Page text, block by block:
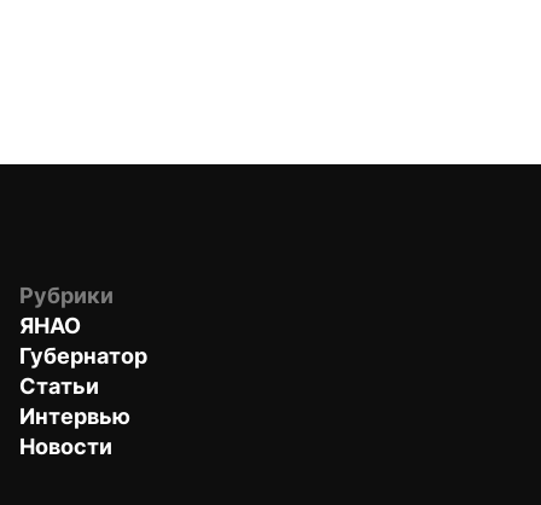
Рубрики
ЯНАО
Губернатор
Статьи
Интервью
Новости